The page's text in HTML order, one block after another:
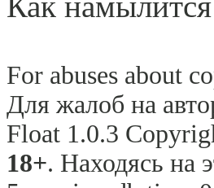
For abuses about
Для жалоб на
Float 1.0.3
18+. Находясь на